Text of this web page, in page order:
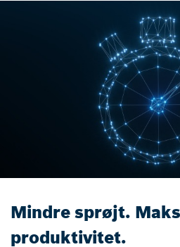
Mindre sprøjt.
produktivitet.